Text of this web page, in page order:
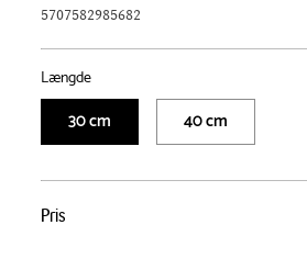
5707582985682
Længde
30 cm 40 cm
Pris
Pris